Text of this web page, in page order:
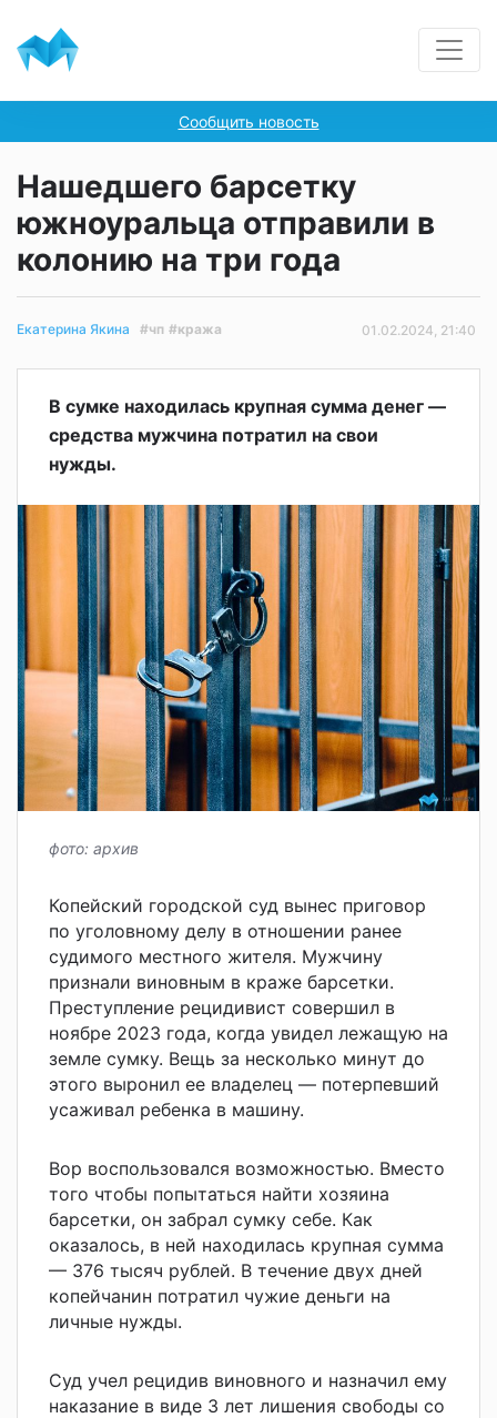
Сообщить новость
Нашедшего барсетку
южноуральца отправили в
колонию на три года
Екатерина Якина #чп #кража 01.02.2024, 21:40
В сумке находилась крупная сумма денег —
средства мужчина потратил на свои
нужды.
фото: архив
Копейский городской суд вынес приговор
по уголовному делу в отношении ранее
судимого местного жителя. Мужчину
признали виновным в краже барсетки.
Преступление рецидивист совершил в
ноябре 2023 года, когда увидел лежащую на
земле сумку. Вещь за несколько минут до
этого выронил ее владелец — потерпевший
усаживал ребенка в машину.
Вор воспользовался возможностью. Вместо
того чтобы попытаться найти хозяина
барсетки, он забрал сумку себе. Как
оказалось, в ней находилась крупная сумма
— 376 тысяч рублей. В течение двух дней
копейчанин потратил чужие деньги на
личные нужды.
Суд учел рецидив виновного и назначил ему
наказание в виде 3 лет лишения свободы со